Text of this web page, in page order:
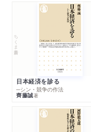
ちくま新書
日本経済を診る
─シン・競争の作法
齊藤誠著